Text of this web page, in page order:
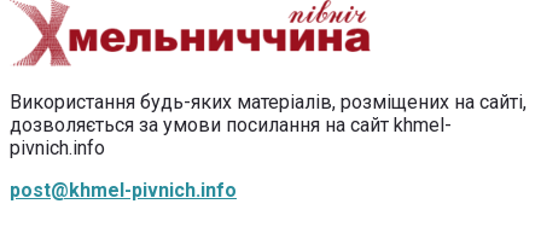
Використання будь-яких матеріалів, розміщених на сайті,
дозволяється за умови посилання на сайт khmel-
pivnich.info
post@khmel-pivnich.info